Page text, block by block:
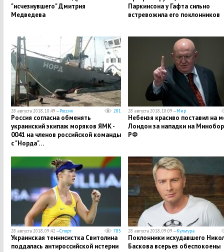
"исчезнувшего" Дмитрия
Медведева
Паркинсона у Гафта сильно
встревожила его поклонников
28 августа 2018, 10:49 —Россия 201
Россия согласна обменять
украинский экипаж моряков ЯМК -
0041 на членов российской команды
с "Норда"…
28 августа 2018, 10:09 —Мир
Небензя красиво поставил на
Лондон за нападки на
РФ
28 августа 2018, 09:42 —Спорт 783
Украинская теннисистка Свитолина
поддалась антироссийской истерии
28 августа 2018, 09:09 —Культура
​Поклонники исхудавшего
Баскова всерьез обеспокоены